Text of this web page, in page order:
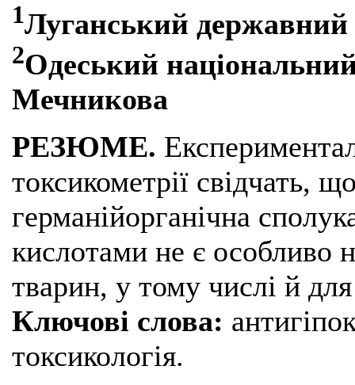
1Луганський державний
2Одеський
Мечникова
РЕЗЮМЕ.
токсикометрії свідчать,
германійорганічна
кислотами не є особливо
тварин, у тому числі й
Ключові слова:
токсикологія.